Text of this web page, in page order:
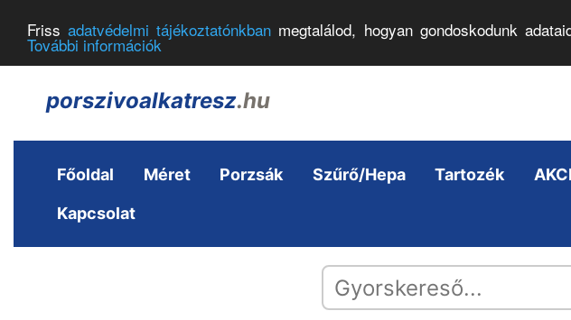
Frissadatvédelmi tájékoztatónkban megtalálod, hogyan gondoskodunk
További információk
porszivoalkatresz.hu
Főoldal Méret Porzsák Szűrő/Hepa Tartozék
Kapcsolat